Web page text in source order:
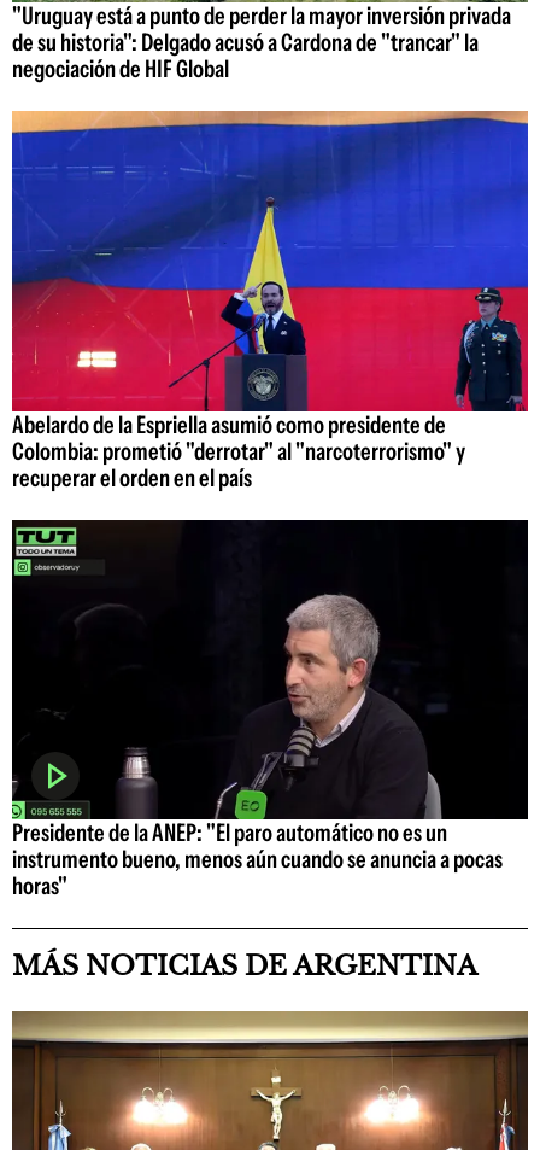
"Uruguay está a punto de perder la mayor inversión privada
de su historia": Delgado acusó a Cardona de "trancar" la
negociación de HIF Global
Abelardo de la Espriella asumió como presidente de
Colombia: prometió "derrotar" al "narcoterrorismo" y
recuperar el orden en el país
Presidente de la ANEP: "El paro automático no es un
instrumento bueno, menos aún cuando se anuncia a pocas
horas"
MÁS NOTICIAS DE ARGENTINA